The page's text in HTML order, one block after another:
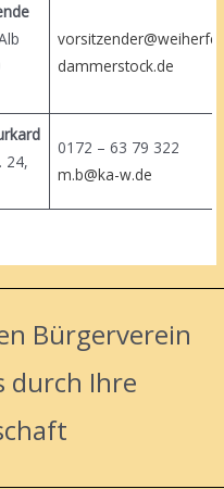
dammerstock.de
24,
0172 – 63 79
m.b@ka-w.de
Bürgerverein
durch Ihre